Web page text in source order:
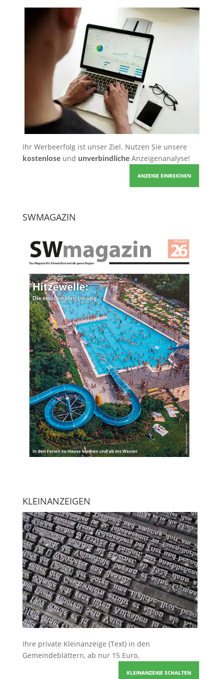
Ihr Werbeerfolg ist unser Ziel. Nutzen Sie unsere
kostenloseund unverbindlicheAnzeigenanalyse!
ANZEIGE EINREICHEN
SWMAGAZIN
KLEINANZEIGEN
Ihre private Kleinanzeige (Text) in den
Gemeindeblättern, ab nur 15 Euro.
KLEINANZEIGE SCHALTEN